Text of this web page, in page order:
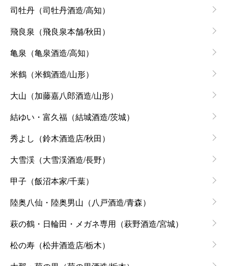
司牡丹（司牡丹酒造/高知）
飛良泉（飛良泉本舗/秋田）
亀泉（亀泉酒造/高知）
米鶴（米鶴酒造/山形）
大山（加藤嘉八郎酒造/山形）
結ゆい・富久福（結城酒造/茨城）
秀よし（鈴木酒造店/秋田）
大雪渓（大雪渓酒造/長野）
甲子（飯沼本家/千葉）
陸奥八仙・陸奥男山（八戸酒造/青森）
萩の鶴・日輪田・メガネ専用（萩野酒造/宮城）
松の寿（松井酒造店/栃木）